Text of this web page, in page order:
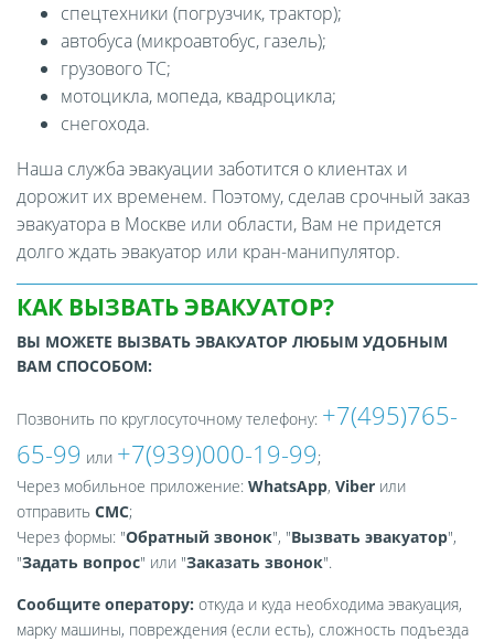
спецтехники (погрузчик, трактор);
автобуса (микроавтобус, газель);
грузового ТС;
мотоцикла, мопеда, квадроцикла;
снегохода.
Наша служба эвакуации заботится о клиентах и
дорожит их временем. Поэтому, сделав срочный заказ
эвакуатора в Москве или области, Вам не придется
долго ждать эвакуатор или кран-манипулятор.
КАК ВЫЗВАТЬ ЭВАКУАТОР?
ВЫ МОЖЕТЕ ВЫЗВАТЬ ЭВАКУАТОР ЛЮБЫМ УДОБНЫМ
ВАМ СПОСОБОМ:
Позвонить по круглосуточному телефону: +7(495)765-
65-99 или +7(939)000-19-99;
Через мобильное приложение: WhatsApp, Viber или
отправить СМС;
Через формы: "Обратный звонок", "Вызвать эвакуатор",
"Задать вопрос" или "Заказать звонок".
Сообщите оператору: откуда и куда необходима эвакуация,
марку машины, повреждения (если есть), сложность подъезда